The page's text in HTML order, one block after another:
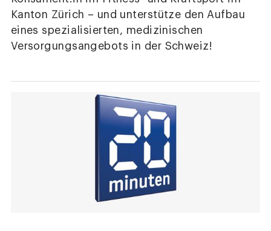
Kanton Zürich – und unterstütze den Aufbau
eines spezialisierten, medizinischen
Versorgungsangebots in der Schweiz!